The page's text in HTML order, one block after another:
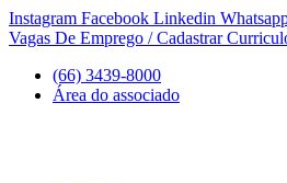
Ir
para
conteúdo
Instagram Facebook Linkedin
Vagas De Emprego / Cadastrar
(66) 3439-8000
Área do associado